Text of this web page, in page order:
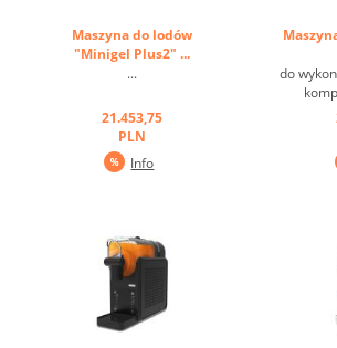
Maszyna do lodów
"Minigel Plus2" ...
...
21.453,75
PLN
Info
do
do